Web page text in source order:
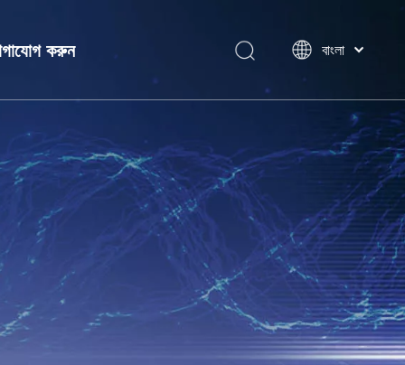
করুন বাংলা
Tiếng Việt
Italiano
Português
Español
Pусский
Français
العربية
简体中文
English